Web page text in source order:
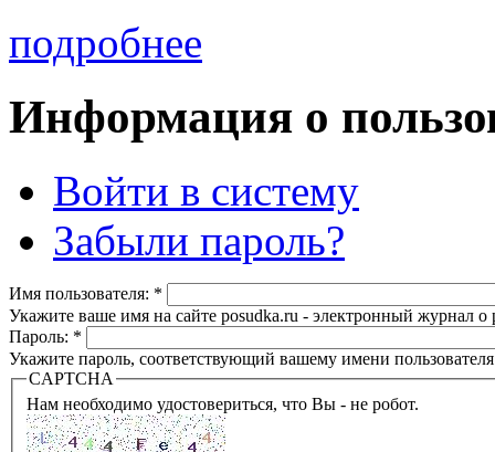
подробнее
Информация о
Войти в систему
Забыли пароль?
Имя пользователя: *
Укажите ваше имя на сайте posudka.ru - электронный журнал
Пароль: *
Укажите пароль, соответствующий вашему имени
CAPTCHA
Нам необходимо удостовериться, что Вы - не робот.